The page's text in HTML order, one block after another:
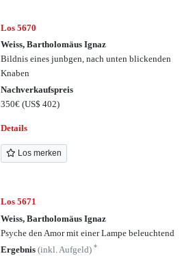
Los 5670
Weiss, Bartholomäus Ignaz
Bildnis eines junbgen, nach unten blickenden
Knaben
Nachverkaufspreis
350€(US$ 402)
Details
Los merken
Los 5671
Weiss, Bartholomäus Ignaz
Psyche den Amor mit einer Lampe beleuchtend
Ergebnis(inkl. Aufgeld)*